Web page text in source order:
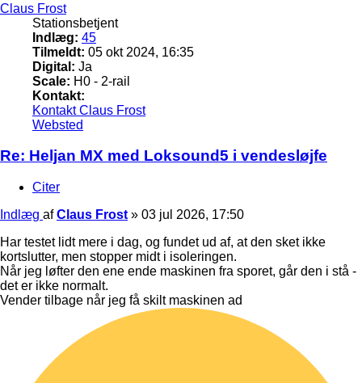
Claus Frost
Stationsbetjent
Indlæg: 45
Tilmeldt: 05 okt 2024, 16:35
Digital: Ja
Scale: H0 - 2-rail
Kontakt:
Kontakt Claus Frost
Websted
Re: Heljan MX med Loksound5 i vendesløjfe
Citer
Indlæg afClaus Frost » 03 jul 2026, 17:50
Har testet lidt mere i dag, og fundet ud af, at den sket ikke
kortslutter, men stopper midt i isoleringen.
Når jeg løfter den ene ende maskinen fra sporet, går den i stå -
det er ikke normalt.
Vender tilbage når jeg få skilt maskinen ad